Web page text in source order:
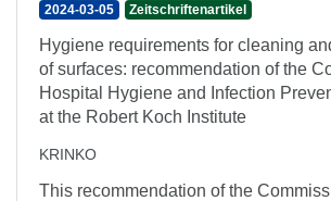
2024-03-05 Zeitschriftenartikel
Hygiene requirements for cleaning
of surfaces: recommendation of the
Hospital Hygiene and Infection
at the Robert Koch Institute
KRINKO
This recommendation of the